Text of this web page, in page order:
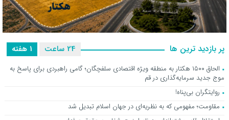
پاسخ به موج جدید سرمایه‌گذاری در قم
پر بازدید ترین ها 1 هفته 24 ساعت
الحاق ۱۵۰۰ هکتار به منطقه ویژه اقتصادی سلفچگان؛ گامی راهبردی برای پاسخ به
موج جدید سرمایه‌گذاری در قم
روایتگران بی‌پناه!
مقاومت؛ مفهومی که به نظریه‌ای در جهان اسلام تبدیل شد